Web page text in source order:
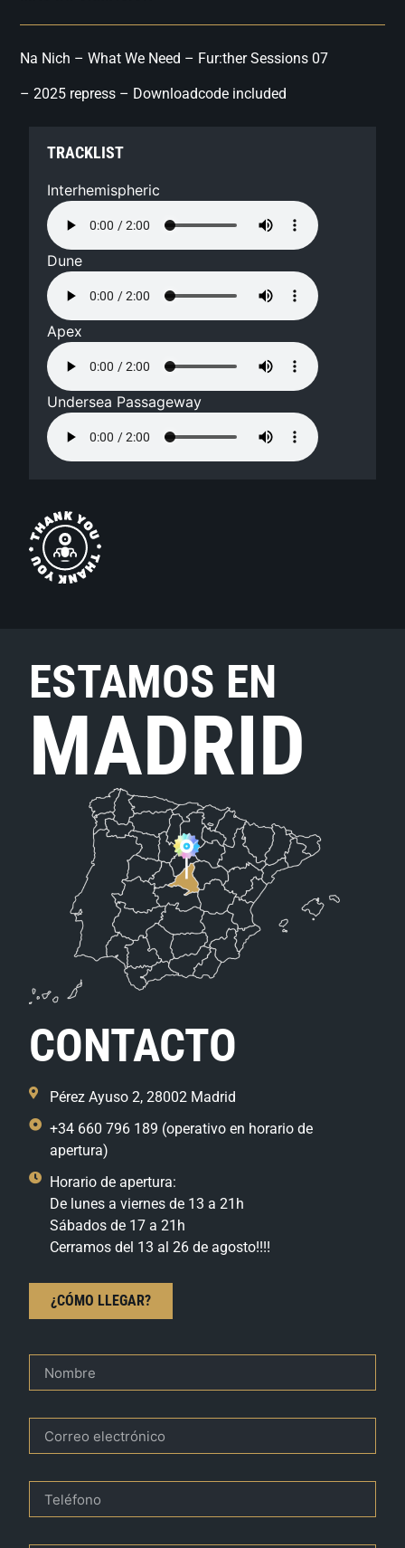
Na Nich – What We Need – Fur:ther Sessions 07
– 2025 repress – Downloadcode included
TRACKLIST
Interhemispheric
Dune
Apex
Undersea Passageway
ESTAMOS EN
MADRID
CONTACTO
Pérez Ayuso 2, 28002 Madrid
+34 660 796 189 (operativo en horario de
apertura)
Horario de apertura:
De lunes a viernes de 13 a 21h
Sábados de 17 a 21h
Cerramos del 13 al 26 de agosto!!!!
¿CÓMO LLEGAR?